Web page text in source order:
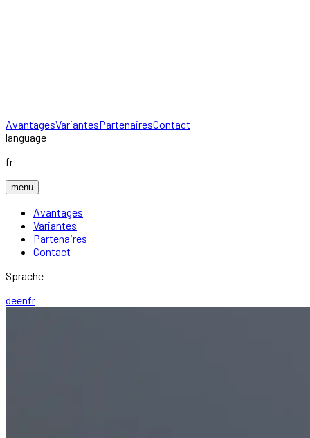
AvantagesVariantesPartenairesContact
language
fr
menu
Avantages
Variantes
Partenaires
Contact
Sprache
deenfr